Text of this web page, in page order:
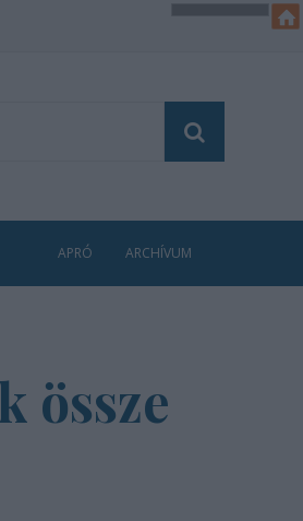
APRÓ ARCHÍVUM
össze